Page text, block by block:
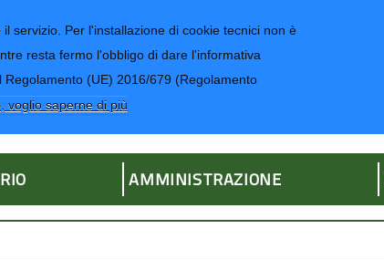
servizio. Per l'installazione di cookie tecnici non è
resta fermo l'obbligo di dare l'informativa
(UE) 2016/679 (Regolamento
voglio saperne di più
AMMINISTRAZIONE